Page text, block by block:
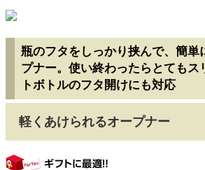
瓶のフタをしっかり挟んで、簡単
プナー。使い終わったらとてもス
トボトルのフタ開けにも対応
軽くあけられるオープナー